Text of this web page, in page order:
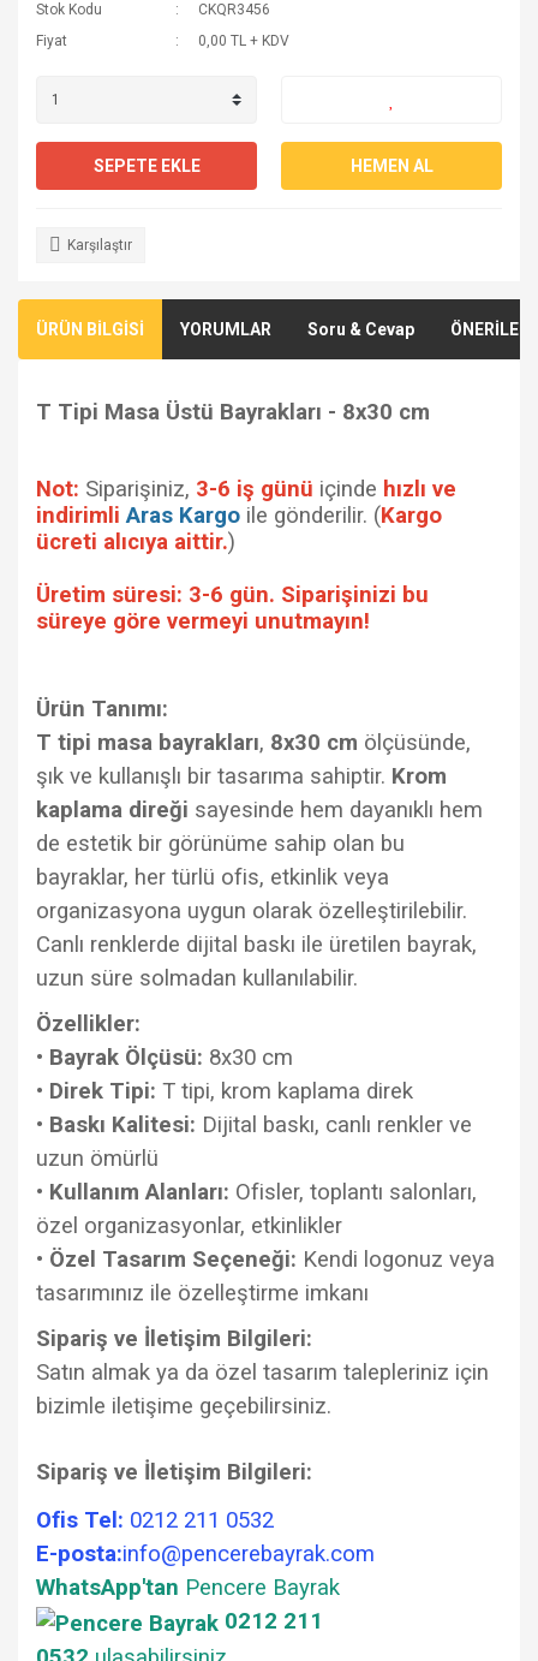
Stok Kodu
CKQR3456
Fiyat
0,00 TL + KDV
SEPETE EKLE HEMEN AL
Karşılaştır
ÜRÜN BİLGİSİ YORUMLAR Soru & Cevap
T Tipi Masa Üstü Bayrakları - 8x30 cm
Not: Siparişiniz, 3-6 iş günü içinde hızlı ve
indirimliAras Kargo ile gönderilir. (Kargo
ücreti alıcıya aittir.)
Üretim süresi: 3-6 gün. Siparişinizi bu
süreye göre vermeyi unutmayın!
Ürün Tanımı:
T tipi masa bayrakları, 8x30 cm ölçüsünde,
şık ve kullanışlı bir tasarıma sahiptir. Krom
kaplama direği sayesinde hem dayanıklı hem
de estetik bir görünüme sahip olan bu
bayraklar, her türlü ofis, etkinlik veya
organizasyona uygun olarak özelleştirilebilir.
Canlı renklerde dijital baskı ile üretilen bayrak,
uzun süre solmadan kullanılabilir.
Özellikler:
• Bayrak Ölçüsü: 8x30 cm
• Direk Tipi: T tipi, krom kaplama direk
• Baskı Kalitesi: Dijital baskı, canlı renkler ve
uzun ömürlü
• Kullanım Alanları: Ofisler, toplantı salonları,
özel organizasyonlar, etkinlikler
• Özel Tasarım Seçeneği: Kendi logonuz veya
tasarımınız ile özelleştirme imkanı
Sipariş ve İletişim Bilgileri:
Satın almak ya da özel tasarım talepleriniz için
bizimle iletişime geçebilirsiniz.
Sipariş ve İletişim Bilgileri:
Ofis Tel: 0212 211 0532
E-posta:info@pencerebayrak.com
WhatsApp'tan Pencere Bayrak
0212 211